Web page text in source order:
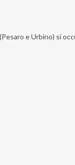
e Urbino) si